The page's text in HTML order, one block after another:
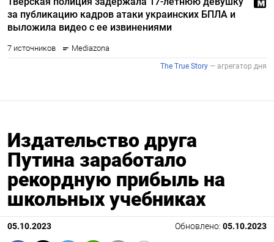
Издательство друга
Путина заработало
рекордную прибыль на
школьных учебниках
05.10.2023 Обновлено: 05.10.2023